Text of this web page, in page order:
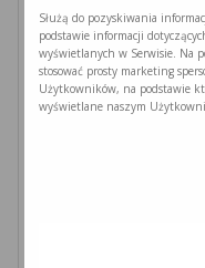
Zobacz również
Służą do pozyskiwania
podstawie informacji
wyświetlanych w Serwisie. Na
stosować prosty marketing
Użytkowników, na podstawie
wyświetlane naszym